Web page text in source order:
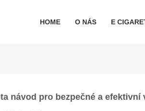
HOME O NÁS E
návod pro bezpečné a efektivní